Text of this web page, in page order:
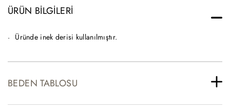
ÜRÜN BILGILERI
Üründe inek derisi kullanılmıştır.
BEDEN TABLOSU